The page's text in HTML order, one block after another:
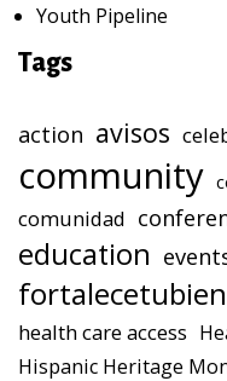
Youth Pipeline
Tags
action avisos
community
comunidad
education
health care access
Hispanic Heritage